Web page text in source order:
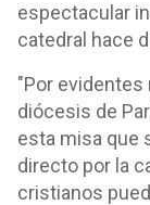
espectacular
catedral hace
"Por evidentes
diócesis de
esta misa que
directo por la
cristianos